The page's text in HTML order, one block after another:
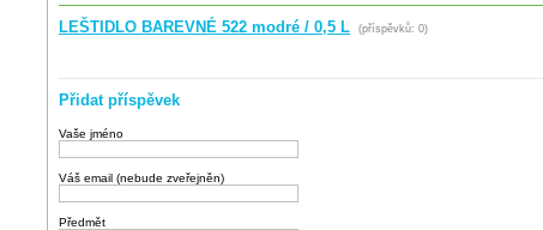
LEŠTIDLO BAREVNÉ 522 modré / 0,5 L (příspěvků: 0)
Přidat příspěvek
Vaše jméno
Váš email (nebude zveřejněn)
Předmět